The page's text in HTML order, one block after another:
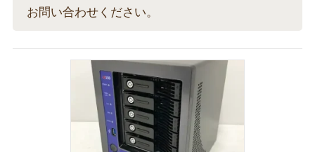
お問い合わせください。